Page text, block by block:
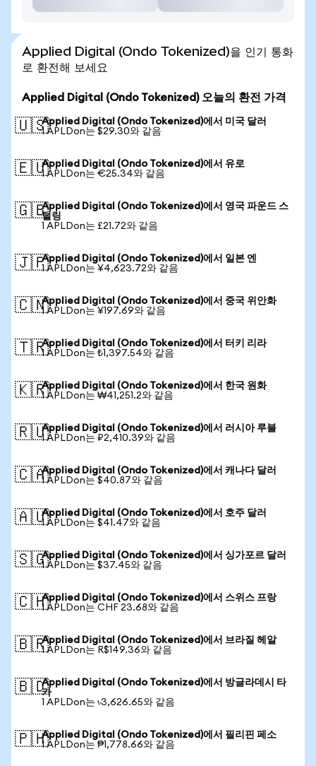
Applied Digital (Ondo Tokenized)을 인기 통화
로 환전해 보세요
Applied Digital (Ondo Tokenized) 오늘의 환전 가격
🇺🇸Applied Digital (Ondo Tokenized)에서 미국 달러
1 APLDon는 $29.30와 같음
🇪🇺Applied Digital (Ondo Tokenized)에서 유로
1 APLDon는 €25.34와 같음
🇬🇧Applied Digital (Ondo Tokenized)에서 영국 파운드 스
털링
1 APLDon는 £21.72와 같음
🇯🇵Applied Digital (Ondo Tokenized)에서 일본 엔
1 APLDon는 ¥4,623.72와 같음
🇨🇳Applied Digital (Ondo Tokenized)에서 중국 위안화
1 APLDon는 ¥197.69와 같음
🇹🇷Applied Digital (Ondo Tokenized)에서 터키 리라
1 APLDon는 ₺1,397.54와 같음
🇰🇷Applied Digital (Ondo Tokenized)에서 한국 원화
1 APLDon는 ₩41,251.2와 같음
🇷🇺Applied Digital (Ondo Tokenized)에서 러시아 루블
1 APLDon는 ₽2,410.39와 같음
🇨🇦Applied Digital (Ondo Tokenized)에서 캐나다 달러
1 APLDon는 $40.87와 같음
🇦🇺Applied Digital (Ondo Tokenized)에서 호주 달러
1 APLDon는 $41.47와 같음
🇸🇬Applied Digital (Ondo Tokenized)에서 싱가포르 달러
1 APLDon는 $37.45와 같음
🇨🇭Applied Digital (Ondo Tokenized)에서 스위스 프랑
1 APLDon는 CHF 23.68와 같음
🇧🇷Applied Digital (Ondo Tokenized)에서 브라질 헤알
1 APLDon는 R$149.36와 같음
🇧🇩Applied Digital (Ondo Tokenized)에서 방글라데시 타
카
1 APLDon는 ৳3,626.65와 같음
🇵🇭Applied Digital (Ondo Tokenized)에서 필리핀 페소
1 APLDon는 ₱1,778.66와 같음